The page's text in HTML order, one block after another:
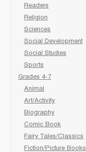
Readers
Religion
Sciences
Social Development
Social Studies
Sports
Grades 4-7
Animal
Art/Activity
Biography
Comic Book
Fairy Tales/Classics
Fiction/Picture Books